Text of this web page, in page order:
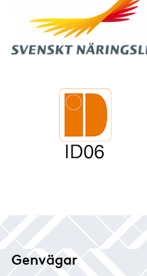
Genvägar